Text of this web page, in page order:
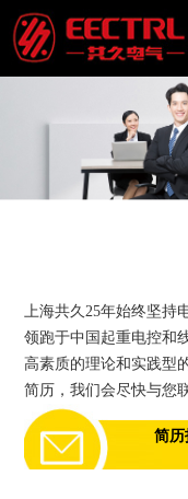
上海共久25年始终坚
领跑于中国起重电控和
高素质的理论和实践型
简历，我们会尽快与您
简历